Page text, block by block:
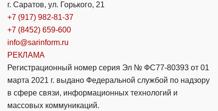
г. Саратов, ул. Горького, 21
+7 (917) 982-81-37
+7 (8452) 659-600
info@sarinform.ru
РЕКЛАМА
Регистрационный номер серия Эл № ФС77-80393 от 01
марта 2021 г. выдано Федеральной службой по надзору
в сфере связи, информационных технологий и
массовых коммуникаций.